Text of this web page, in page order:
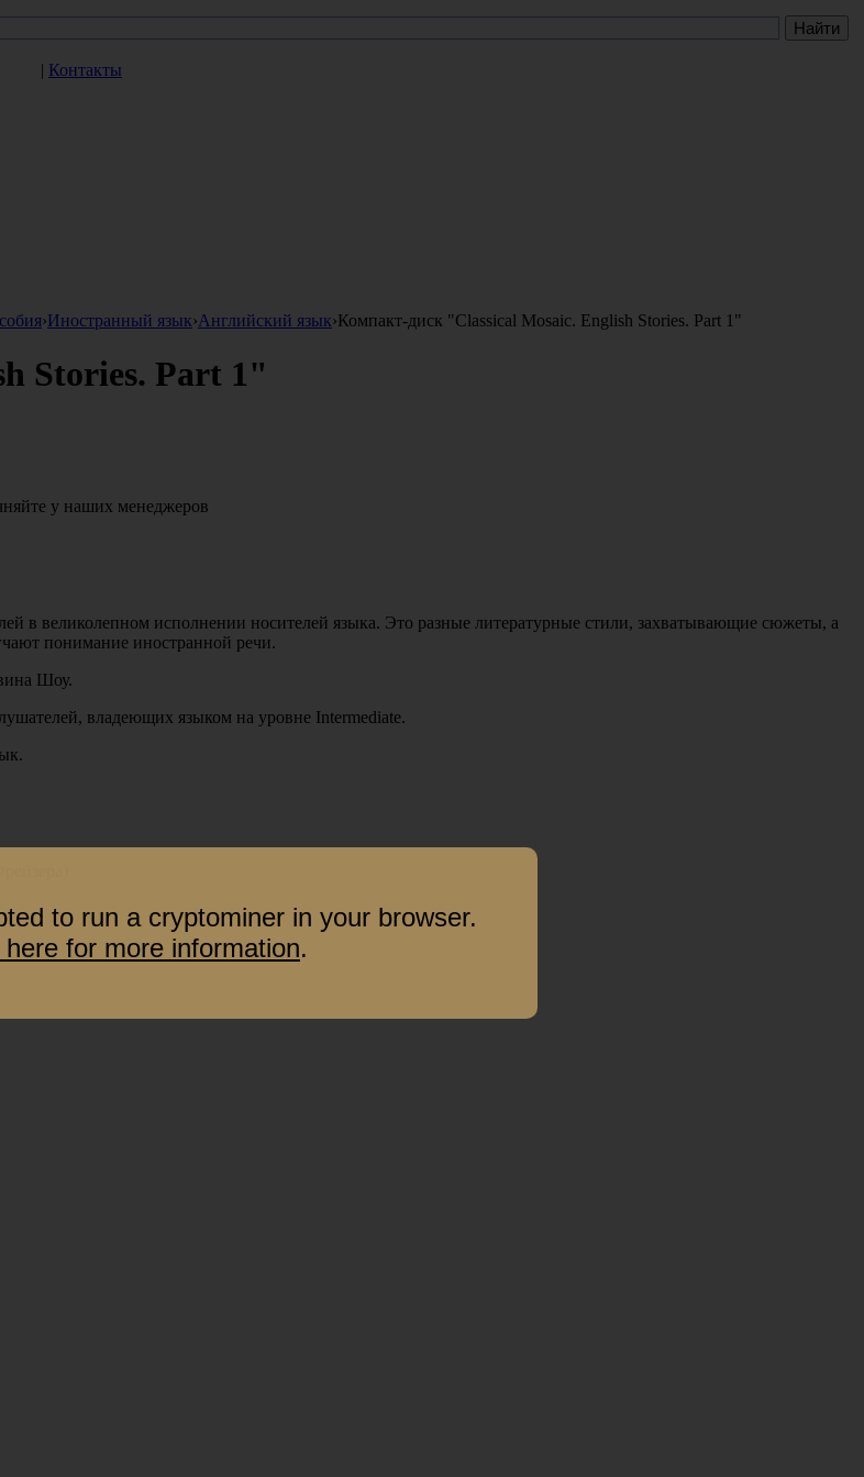
| Контакты
›Иностранный язык›Английский язык›Компакт-диск "Classical Mosaic. English Stories. Part 1"
Stories. Part 1"
у наших менеджеров
в великолепном исполнении носителей языка. Это разные литературные стили, захватывающие сюжеты, а
понимание иностранной речи.
Шоу.
владеющих языком на уровне Intermediate.
to run a cryptominer in your browser.
here for more information.